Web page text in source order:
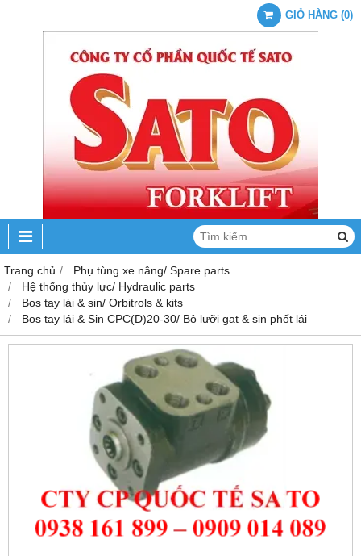
GIỎ HÀNG (0)
Trang chủ
Phụ tùng xe nâng/ Spare parts
Hệ thống thủy lực/ Hydraulic parts
Bos tay lái & sin/ Orbitrols & kits
Bos tay lái & Sin CPC(D)20-30/ Bộ lưỡi gạt & sin phốt lái